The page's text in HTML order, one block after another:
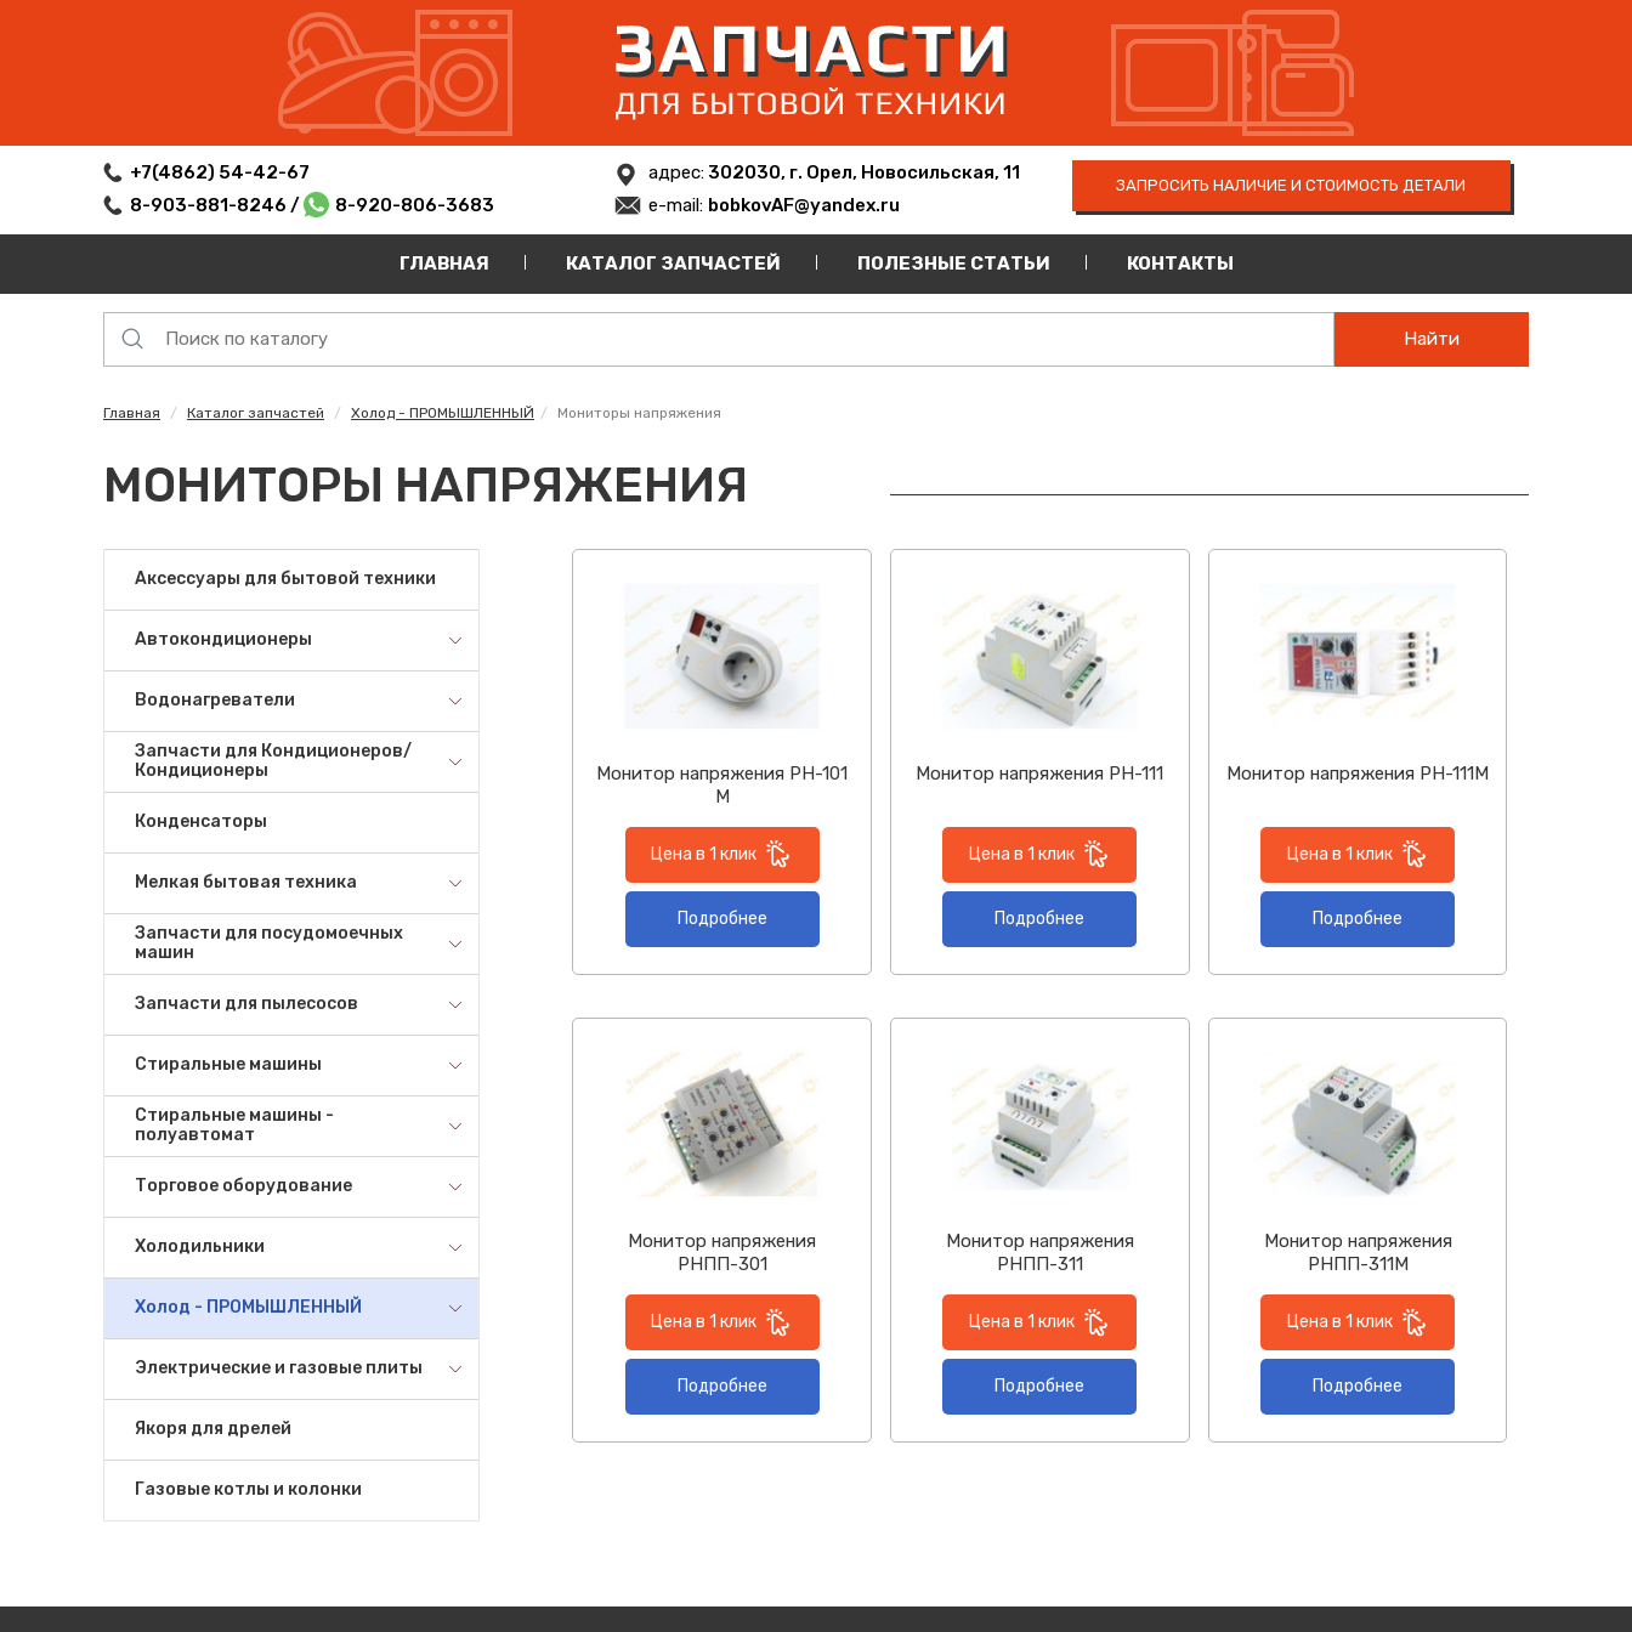
+7(4862) 54-42-67
8-903-881-8246 /
8-920-806-3683
адрес: 302030, г. Орел, Новосильская, 11
e-mail: bobkovAF@yandex.ru
ЗАПРОСИТЬ НАЛИЧИЕ И СТОИМОСТЬ ДЕТАЛИ
ГЛАВНАЯ КАТАЛОГ ЗАПЧАСТЕЙ ПОЛЕЗНЫЕ СТАТЬИ КОНТАКТЫ
Найти
Главная Каталог запчастей Холод - ПРОМЫШЛЕННЫЙ Мониторы напряжения
МОНИТОРЫ НАПРЯЖЕНИЯ
Аксессуары для бытовой техники
Автокондиционеры
Водонагреватели
Запчасти для Кондиционеров/
Кондиционеры
Конденсаторы
Мелкая бытовая техника
Запчасти для посудомоечных
машин
Запчасти для пылесосов
Стиральные машины
Стиральные машины -
полуавтомат
Торговое оборудование
Холодильники
Холод - ПРОМЫШЛЕННЫЙ
Электрические и газовые плиты
Якоря для дрелей
Газовые котлы и колонки
Монитор напряжения РН-101
М
Цена в 1 клик
Подробнее
Монитор напряжения РН-111
Цена в 1 клик
Подробнее
Монитор напряжения РН-111М
Цена в 1 клик
Подробнее
Монитор напряжения
РНПП-301
Цена в 1 клик
Подробнее
Монитор напряжения
РНПП-311
Цена в 1 клик
Подробнее
Монитор напряжения
РНПП-311М
Цена в 1 клик
Подробнее